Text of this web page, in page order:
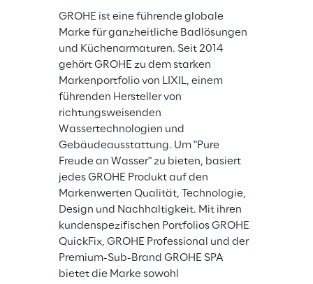
GROHE ist eine führende globale
Marke für ganzheitliche Badlösungen
und Küchenarmaturen. Seit 2014
gehört GROHE zu dem starken
Markenportfolio von LIXIL, einem
führenden Hersteller von
richtungsweisenden
Wassertechnologien und
Gebäudeausstattung. Um "Pure
Freude an Wasser" zu bieten, basiert
jedes GROHE Produkt auf den
Markenwerten Qualität, Technologie,
Design und Nachhaltigkeit. Mit ihren
kundenspezifischen Portfolios GROHE
QuickFix, GROHE Professional und der
Premium-Sub-Brand GROHE SPA
bietet die Marke sowohl